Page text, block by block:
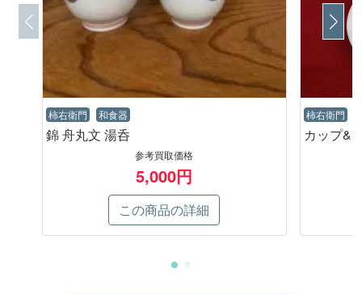
柿右衛門 和食器
錦 舟丸文 湯呑
参考買取価格
5,000円
この商品の詳細
柿右衛門
カップ&